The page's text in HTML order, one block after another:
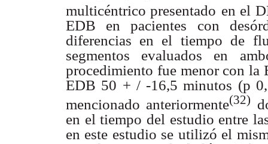
multicéntrico presentado en el
EDB en pacientes
con
diferencias en el tiempo de
segmentos evaluados en
procedimiento fue menor con la
EDB 50 + / -16,5 minutos (p
mencionado anteriormente(32)
en el tiempo del estudio entre
en este estudio se utilizó el